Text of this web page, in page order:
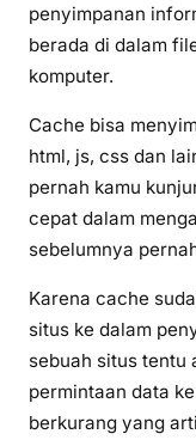
penyimpanan
berada di dalam
komputer.
Cache bisa
html, js, css dan
pernah kamu
cepat dalam
sebelumnya
Karena cache
situs ke dalam
sebuah situs tentu
permintaan data
berkurang yang